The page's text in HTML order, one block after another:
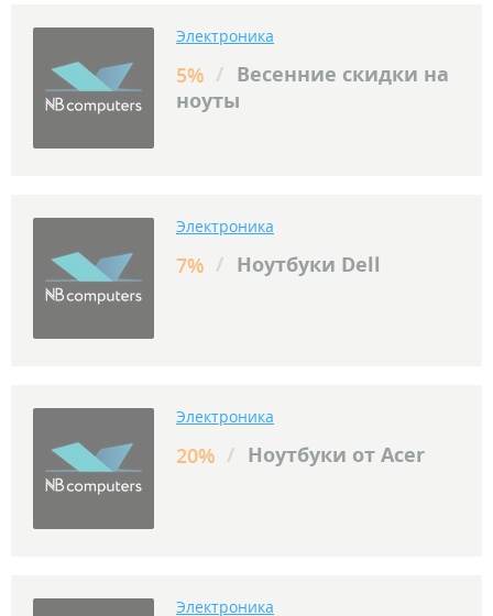
Электроника
5% / Весенние скидки на
ноуты
Электроника
7% / Ноутбуки Dell
Электроника
20% / Ноутбуки от Acer
Электроника